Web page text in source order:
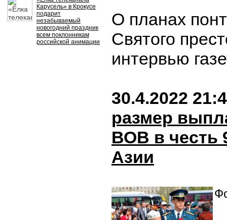
Карусель» в Крокусе
подарит
незабываемый
новогодний праздник
всем поклонникам
российской анимации
О планах
Святого
интервью
30.4.2022
размер
ВОВ в честь
Азии